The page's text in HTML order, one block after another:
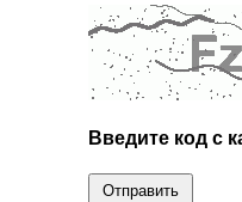
Введите код с
Отправить